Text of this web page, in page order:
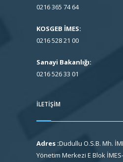
0216 365 74 64
KOSGEB İMES:
0216 528 21 00
Sanayi Bakanlığı:
0216 526 33 01
İLETIŞIM
Adres :Dudullu O.S.B. Mh.
Yönetim Merkezi E Blok